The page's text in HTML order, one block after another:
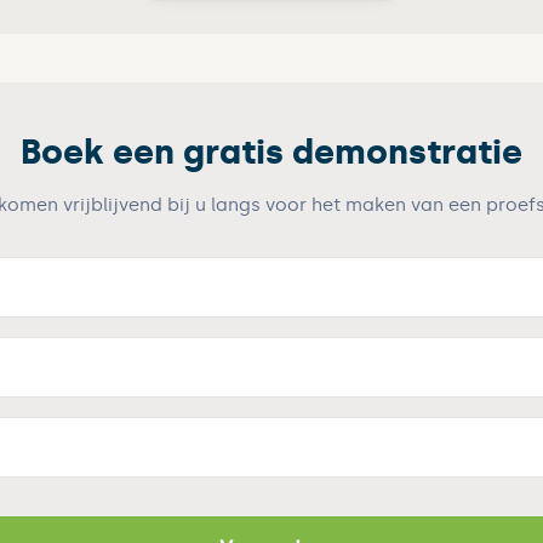
Boek een gratis demonstratie
vrijblijvend bij u langs voor het maken van een